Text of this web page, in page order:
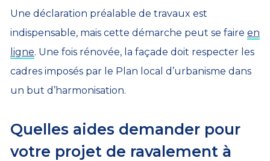
Une déclaration préalable de travaux est
indispensable, mais cette démarche peut se faire en
ligne. Une fois rénovée, la façade doit respecter les
cadres imposés par le Plan local d’urbanisme dans
un but d’harmonisation.
Quelles aides demander pour
votre projet de ravalement à